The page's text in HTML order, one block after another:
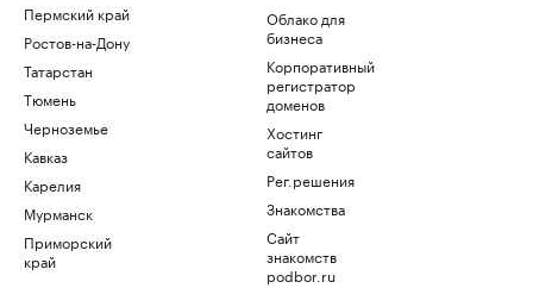
Пермский край
Ростов-на-Дону
Татарстан
Тюмень
Черноземье
Кавказ
Карелия
Мурманск
Приморский
край
Облако для
бизнеса
Корпоративный
регистратор
доменов
Хостинг
сайтов
Рег.решения
Знакомства
Сайт
знакомств
podbor.ru